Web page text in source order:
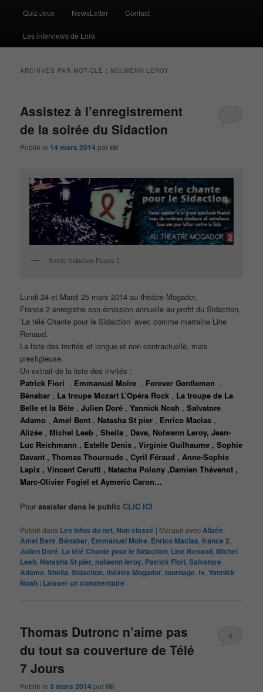
Quiz Jeux NewsLetter Contact
Les interviews de Lora
ARCHIVES PAR MOT-CLÉ : NOLWENN LEROY
Assistez à l’enregistrement
de la soirée du Sidaction
Publié le 14 mars 2014 partiti
Soirée Sidaction France 2
Lundi 24 et Mardi 25 mars 2014 au théâtre Mogador,
France 2 enregistre son émission annuelle au profit du Sidaction,
‘La télé Chante pour le Sidaction’ avec comme marraine Line
Renaud.
La liste des invités et longue et non contractuelle, mais
prestigieuse.
Un extrait de la liste des invités :
Patrick Fiori , Emmanuel Moire , Forever Gentlemen ,
Bénabar , La troupe Mozart L’Opéra Rock , La troupe de La
Belle et la Bête , Julien Doré ,Yannick Noah , Salvatore
Adamo ,Amel Bent , Natasha St pier , Enrico Macias ,
Alizée , Michel Leeb ,Sheila , Dave, Nolwenn Leroy,Jean-
Luc Reichmann , Estelle Denis , Virginie Guilhaume , Sophie
Davant , Thomas Thouroude , Cyril Féraud , Anne-Sophie
Lapix , Vincent Cerutti , Natacha Polony ,Damien Thévenot ,
Marc-Olivier Fogiel et Aymeric Caron…
Pourassister dans le publicCLIC ICI
Publié dans Les infos du net Non classé | Marqué avecAlizée
Amel Bent Bénabar Emmanuel Moire Enrico Macias ,france 2
Julien Doré La télé Chante pour le Sidaction Line Renaud Michel
Leeb Natasha St pier nolwenn leroy Patrick Fiori ,Salvatore
Adamo ,Sheila ,Sidaction ,théâtre Mogador ,tournage ,tv ,Yannick
Noah | Laisser un commentaire
Thomas Dutronc n’aime pas
du tout sa couverture de Télé
7 Jours
Publié le3 mars 2014 partiti
4